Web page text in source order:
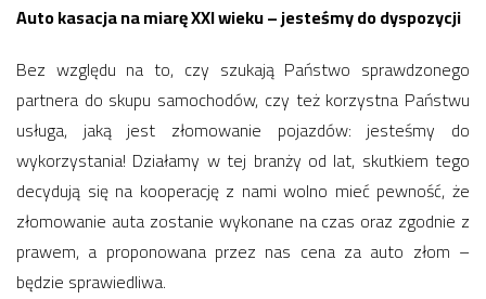
Auto kasacja na miarę XXI wieku – jesteśmy do dyspozycji
Bez względu na to, czy szukają Państwo sprawdzonego
partnera do skupu samochodów, czy też korzystna Państwu
usługa, jaką jest złomowanie pojazdów: jesteśmy do
wykorzystania! Działamy w tej branży od lat, skutkiem tego
decydują się na kooperację z nami wolno mieć pewność, że
złomowanie auta zostanie wykonane na czas oraz zgodnie z
prawem, a proponowana przez nas cena za auto złom –
będzie sprawiedliwa.